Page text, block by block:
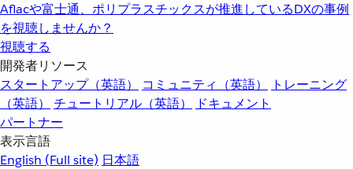
Aflacや富士通、ポリプラスチックスが推進しているDXの事例
を視聴しませんか？
視聴する
開発者リソース
スタートアップ（英語）
コミュニティ（英語）
トレーニング
（英語）
チュートリアル（英語）
ドキュメント
パートナー
表示言語
English (Full site) 日本語